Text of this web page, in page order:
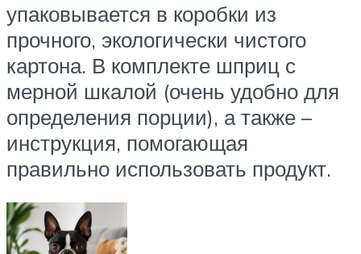
упаковывается в коробки из
прочного, экологически чистого
картона. В комплекте шприц с
мерной шкалой (очень удобно для
определения порции), а также –
инструкция, помогающая
правильно использовать продукт.